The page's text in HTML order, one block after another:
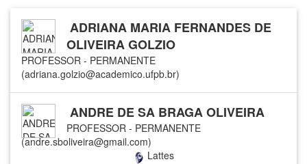
ADRIANA MARIA FERNANDES DE
OLIVEIRA GOLZIO
PROFESSOR - PERMANENTE
(adriana.golzio@academico.ufpb.br)
ANDRE DE SA BRAGA OLIVEIRA
PROFESSOR - PERMANENTE
(andre.sboliveira@gmail.com)
Lattes